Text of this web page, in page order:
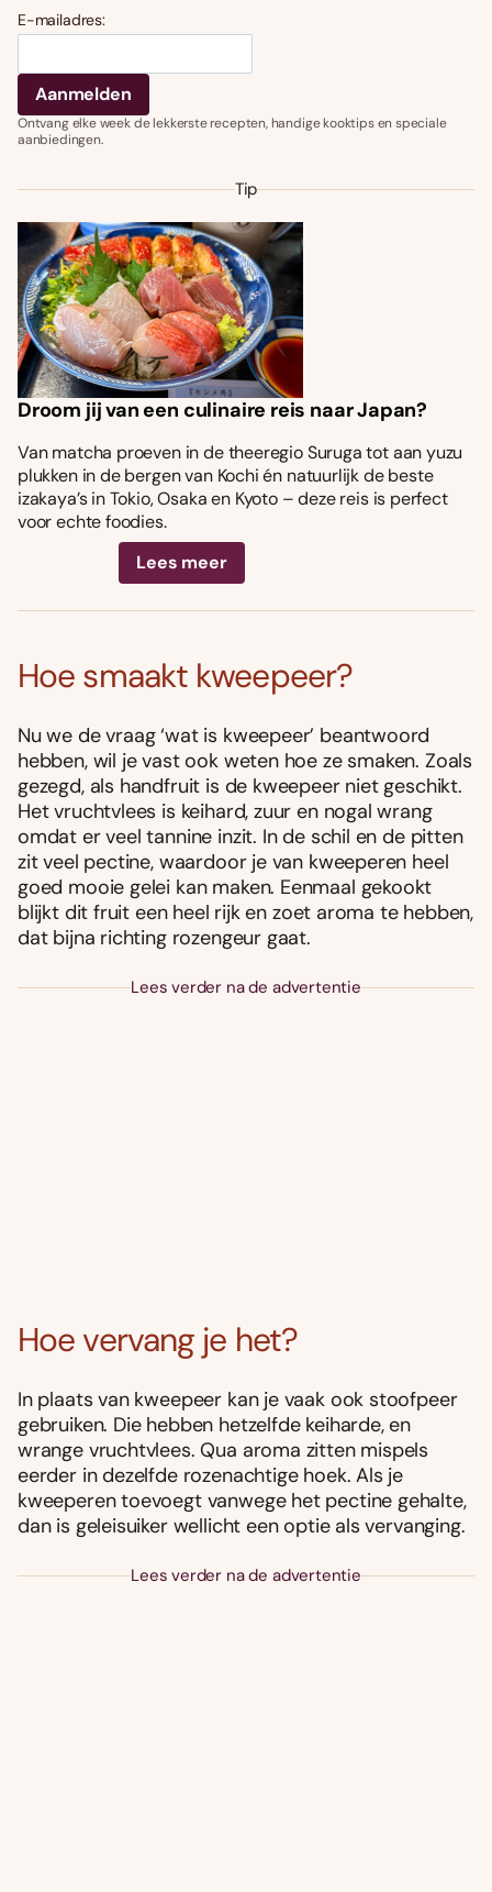
E-mailadres:
Ontvang elke week de lekkerste recepten, handige kooktips en speciale
aanbiedingen.
Tip
Droom jij van een culinaire reis naar Japan?
Van matcha proeven in de theeregio Suruga tot aan yuzu
plukken in de bergen van Kochi én natuurlijk de beste
izakaya’s in Tokio, Osaka en Kyoto – deze reis is perfect
voor echte foodies.
Lees meer
Hoe smaakt kweepeer?
Nu we de vraag ‘wat is kweepeer’ beantwoord
hebben, wil je vast ook weten hoe ze smaken. Zoals
gezegd, als handfruit is de kweepeer niet geschikt.
Het vruchtvlees is keihard, zuur en nogal wrang
omdat er veel tannine inzit. In de schil en de pitten
zit veel pectine, waardoor je van kweeperen heel
goed mooie gelei kan maken. Eenmaal gekookt
blijkt dit fruit een heel rijk en zoet aroma te hebben,
dat bijna richting rozengeur gaat.
Lees verder na de advertentie
Hoe vervang je het?
In plaats van kweepeer kan je vaak ook stoofpeer
gebruiken. Die hebben hetzelfde keiharde, en
wrange vruchtvlees. Qua aroma zitten mispels
eerder in dezelfde rozenachtige hoek. Als je
kweeperen toevoegt vanwege het pectine gehalte,
dan is geleisuiker wellicht een optie als vervanging.
Lees verder na de advertentie